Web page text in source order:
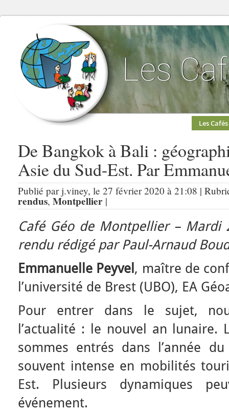
Les Cafés
De Bangkok à Bali :
Asie du Sud-Est. Par
Publié par j.viney, le 27 février 2020 à 21:08 |
rendus, Montpellier |
Café Géo deMontpellier– Mardi
rendu rédigé par Paul-Arnaud
Emmanuelle Peyvel , maître de
l’université de Brest (UBO), EA
Pour entrer dans le sujet,
l’actualité : le nouvel an lunaire.
sommes entrés dans l’année
souvent intense en mobilités
Est. Plusieurs dynamiques
événement.